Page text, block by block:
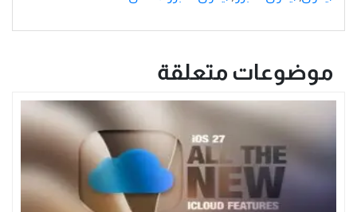
موضوعات متعلقة